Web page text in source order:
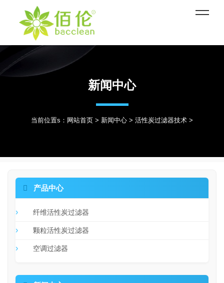
新闻中心
当前位置s： 网站首页 > 新闻中心 > 活性炭过滤器技术 >
 产品中心
纤维活性炭过滤器
颗粒活性炭过滤器
空调过滤器